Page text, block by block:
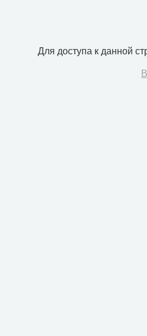
Для доступа к данной